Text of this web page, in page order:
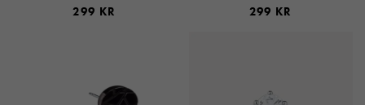
299 KR 299 KR